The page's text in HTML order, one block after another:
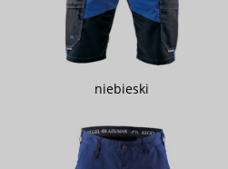
niebieski